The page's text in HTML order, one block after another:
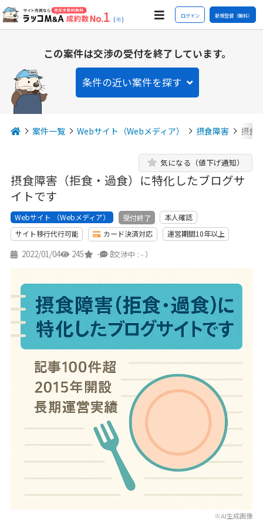
(※) ログイン 新規登録（無料）
この案件は交渉の受付を終了しています。
条件の近い案件を探す
案件一覧 Webサイト（Webメディア） 摂食障害 摂食
摂食障害（拒食・過食）に特化したブログサ
イトです
気になる（値下げ通知）
Webサイト （Webメディア） 受付終了
本人確認
サイト移行代行可能
カード決済対応 運営期間10年以上
2022/01/04 245 - 3
（交渉中 : - ）
※AI生成画像